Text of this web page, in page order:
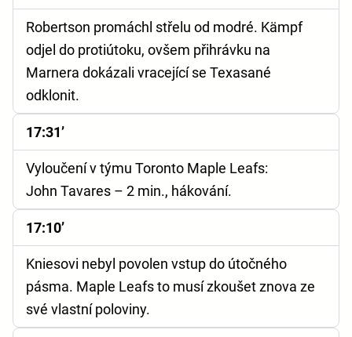
Robertson promáchl střelu od modré. Kämpf
odjel do protiútoku, ovšem přihrávku na
Marnera dokázali vracející se Texasané
odklonit.
17:31’
Vyloučení v týmu Toronto Maple Leafs:
John Tavares – 2 min., hákování.
17:10’
Kniesovi nebyl povolen vstup do útočného
pásma. Maple Leafs to musí zkoušet znova ze
své vlastní poloviny.